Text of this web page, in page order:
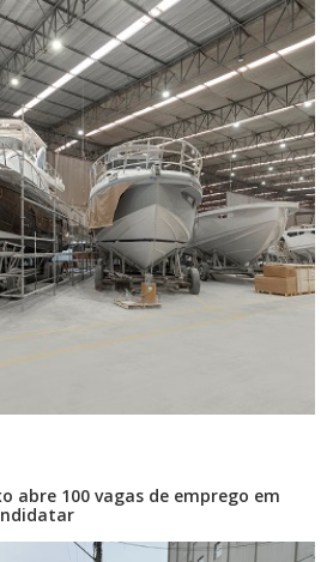
entidades da sociedade civil participarem
Municipal da Habitação
abre 100 vagas de emprego em